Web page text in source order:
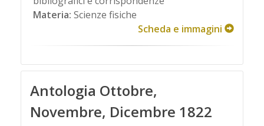
Materia: Scienze fisiche
Scheda e immagini
Antologia Ottobre,
Novembre, Dicembre 1822